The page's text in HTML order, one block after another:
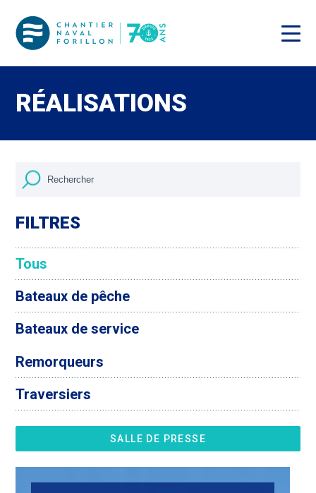
RÉALISATIONS
FILTRES
Tous
Bateaux de pêche
Bateaux de service
Remorqueurs
Traversiers
SALLE DE PRESSE